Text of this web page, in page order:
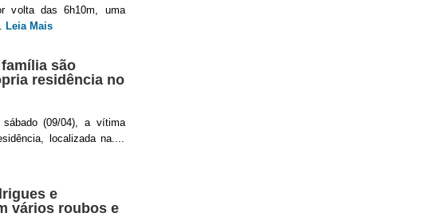
volta das 6h10m, uma
Leia Mais
são
residência no
(09/04), a vítima
localizada na....
e
vários roubos e